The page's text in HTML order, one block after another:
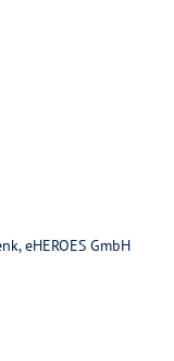
eHEROES GmbH